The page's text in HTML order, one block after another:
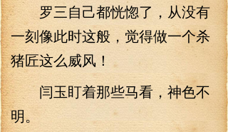
罗三自己都恍惚了，从没有
一刻像此时这般，觉得做一个杀
猪匠这么威风！
闫玉盯着那些马看，神色不
明。